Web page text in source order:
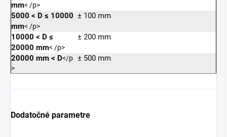
mm< /p>
5000 < D ≤ 10000
mm< /p>
± 100 mm
10000 < D ≤
20000 mm< /p>
± 200 mm
20000 mm < D</p
>
± 500 mm
Dodatočné parametre